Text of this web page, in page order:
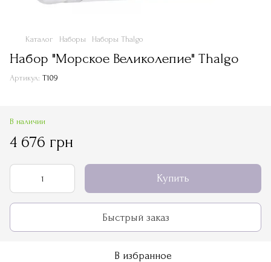
Каталог Наборы Наборы Thalgo
Набор "Морское Великолепие" Thalgo
Артикул: T109
В наличии
4 676 грн
Купить
Быстрый заказ
В избранное